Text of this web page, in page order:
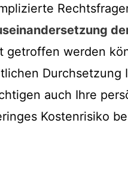
getroffen werden
Durchsetzung
auch Ihre
Kostenrisiko